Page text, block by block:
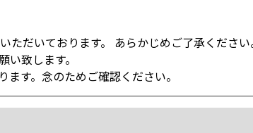
ただいております。 あらかじめご了承くださ
致します。
す。念のためご確認ください。